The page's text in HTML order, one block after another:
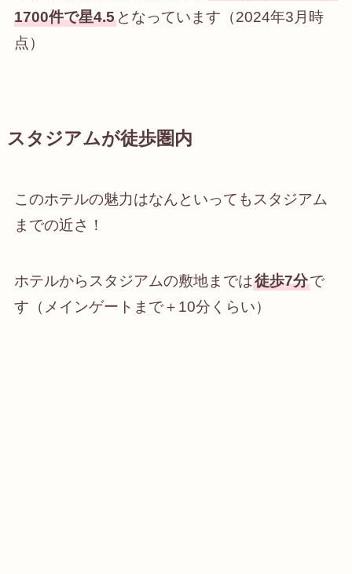
1700件で星4.5となっています（2024年3月時
点）
スタジアムが徒歩圏内
このホテルの魅力はなんといってもスタジアム
までの近さ！
ホテルからスタジアムの敷地までは徒歩7分で
す（メインゲートまで＋10分くらい）